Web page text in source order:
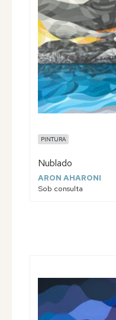
PINTURA
Nublado
ARON AHARONI
Sob consulta